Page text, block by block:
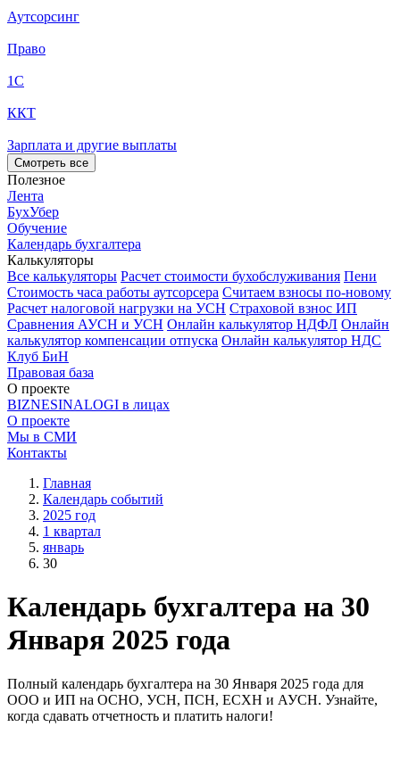
Аутсорсинг
Право
1С
ККТ
Зарплата и другие выплаты
Смотреть все
Полезное
Лента
БухУбер
Обучение
Календарь бухгалтера
Калькуляторы
Все калькуляторы Расчет стоимости бухобслуживания Пени
Стоимость часа работы аутсорсера Считаем взносы по-новому
Расчет налоговой нагрузки на УСН Страховой взнос ИП
Сравнения АУСН и УСН Онлайн калькулятор НДФЛ Онлайн
калькулятор компенсации отпуска Онлайн калькулятор НДС
Клуб БиН
Правовая база
О проекте
BIZNESINALOGI в лицах
О проекте
Мы в СМИ
Контакты
Главная
Календарь событий
2025 год
1 квартал
январь
30
Календарь бухгалтера на 30
Января 2025 года
Полный календарь бухгалтера на 30 Января 2025 года для
OOO и ИП на ОСНО, УСН, ПСН, ЕСХН и АУСН. Узнайте,
когда сдавать отчетность и платить налоги!